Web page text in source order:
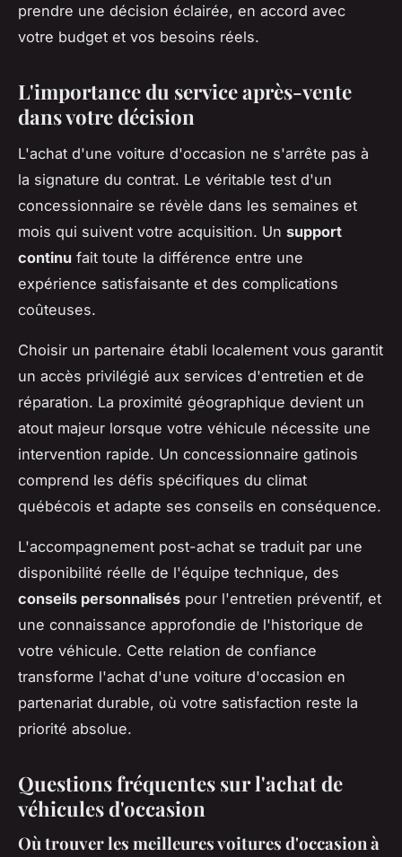
prendre une décision éclairée, en accord avec
votre budget et vos besoins réels.
L'importance du service après-vente
dans votre décision
L'achat d'une voiture d'occasion ne s'arrête pas à
la signature du contrat. Le véritable test d'un
concessionnaire se révèle dans les semaines et
mois qui suivent votre acquisition. Un support
continu fait toute la différence entre une
expérience satisfaisante et des complications
coûteuses.
Choisir un partenaire établi localement vous garantit
un accès privilégié aux services d'entretien et de
réparation. La proximité géographique devient un
atout majeur lorsque votre véhicule nécessite une
intervention rapide. Un concessionnaire gatinois
comprend les défis spécifiques du climat
québécois et adapte ses conseils en conséquence.
L'accompagnement post-achat se traduit par une
disponibilité réelle de l'équipe technique, des
conseils personnalisés pour l'entretien préventif, et
une connaissance approfondie de l'historique de
votre véhicule. Cette relation de confiance
transforme l'achat d'une voiture d'occasion en
partenariat durable, où votre satisfaction reste la
priorité absolue.
Questions fréquentes sur l'achat de
véhicules d'occasion
Où trouver les meilleures voitures d'occasion à